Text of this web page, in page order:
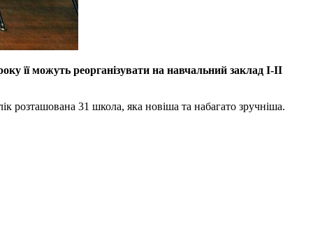
її можуть реорганізувати на навчальний заклад І-ІІ
розташована 31 школа, яка новіша та набагато зручніша.